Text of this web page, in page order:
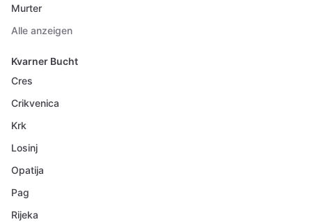
Murter
Alle anzeigen
Kvarner Bucht
Cres
Crikvenica
Krk
Losinj
Opatija
Pag
Rijeka